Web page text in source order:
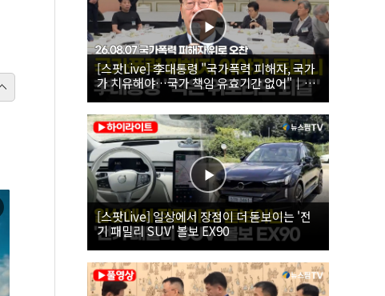
[스팟Live] 李대통령 "국가폭력 피해자, 국가
가 치유해야…국가 책임 유효기간 없어"｜
26.08.07 국가폭력 피해자 위로 오찬
[스팟Live] 일상에서 장점이 더 돋보이는 '전
기 패밀리 SUV' 볼보 EX90